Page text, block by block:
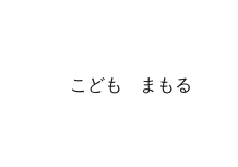
こども まもる